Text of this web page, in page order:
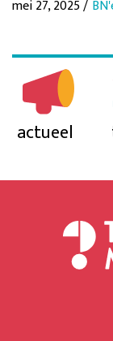
mei 27, 2025 /
actueel